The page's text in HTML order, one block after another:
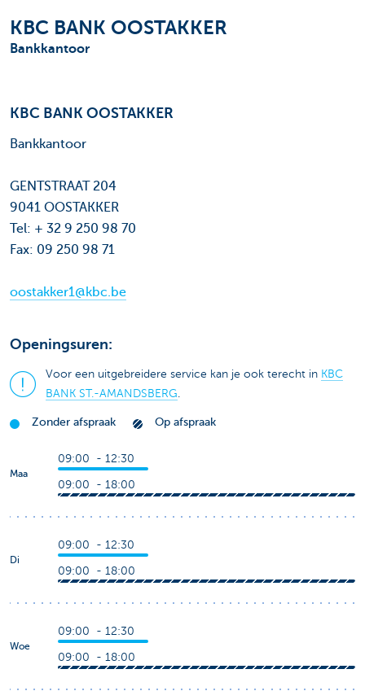
KBC BANK OOSTAKKER
Bankkantoor
KBC BANK OOSTAKKER
Bankkantoor
GENTSTRAAT 204
9041 OOSTAKKER
Tel: + 32 9 250 98 70
Fax: 09 250 98 71
oostakker1@kbc.be
Openingsuren:
Voor een uitgebreidere service kan je ook terecht in KBC
BANK ST.-AMANDSBERG
Zonder afspraak Op afspraak
Maa
09:00 - 12:30
09:00 - 18:00
Di
09:00 - 12:30
09:00 - 18:00
Woe
09:00 - 12:30
09:00 - 18:00